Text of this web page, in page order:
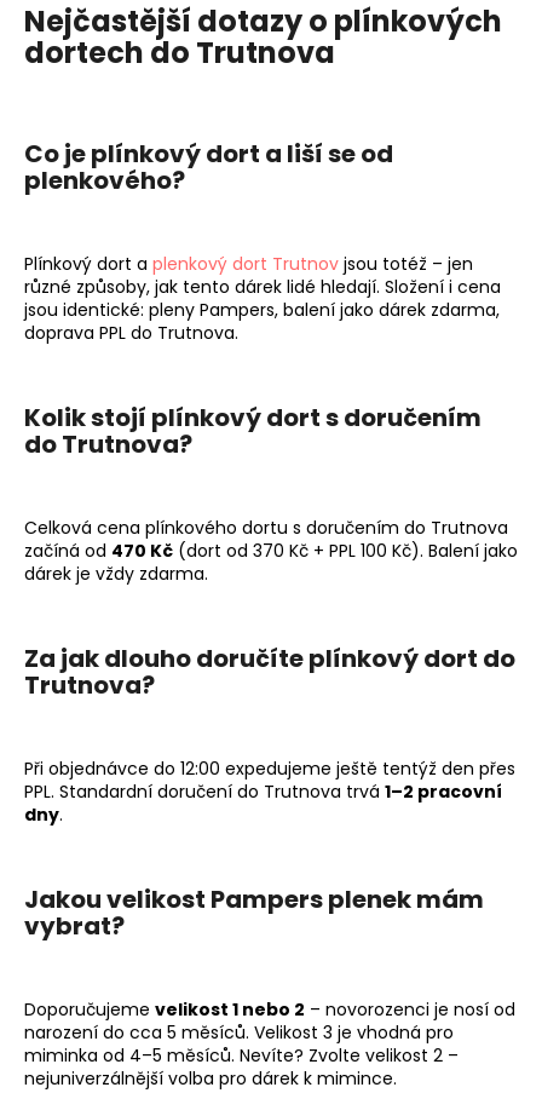
Nejčastější dotazy o plínkových
dortech do Trutnova
Co je plínkový dort a liší se od
plenkového?
Plínkový dort a plenkový dort Trutnov jsou totéž – jen
různé způsoby, jak tento dárek lidé hledají. Složení i cena
jsou identické: pleny Pampers, balení jako dárek zdarma,
doprava PPL do Trutnova.
Kolik stojí plínkový dort s doručením
do Trutnova?
Celková cena plínkového dortu s doručením do Trutnova
začíná od 470 Kč (dort od 370 Kč + PPL 100 Kč). Balení jako
dárek je vždy zdarma.
Za jak dlouho doručíte plínkový dort do
Trutnova?
Při objednávce do 12:00 expedujeme ještě tentýž den přes
PPL. Standardní doručení do Trutnova trvá 1–2 pracovní
dny.
Jakou velikost Pampers plenek mám
vybrat?
Doporučujeme velikost 1 nebo 2 – novorozenci je nosí od
narození do cca 5 měsíců. Velikost 3 je vhodná pro
miminka od 4–5 měsíců. Nevíte? Zvolte velikost 2 –
nejuniverzálnější volba pro dárek k mimince.